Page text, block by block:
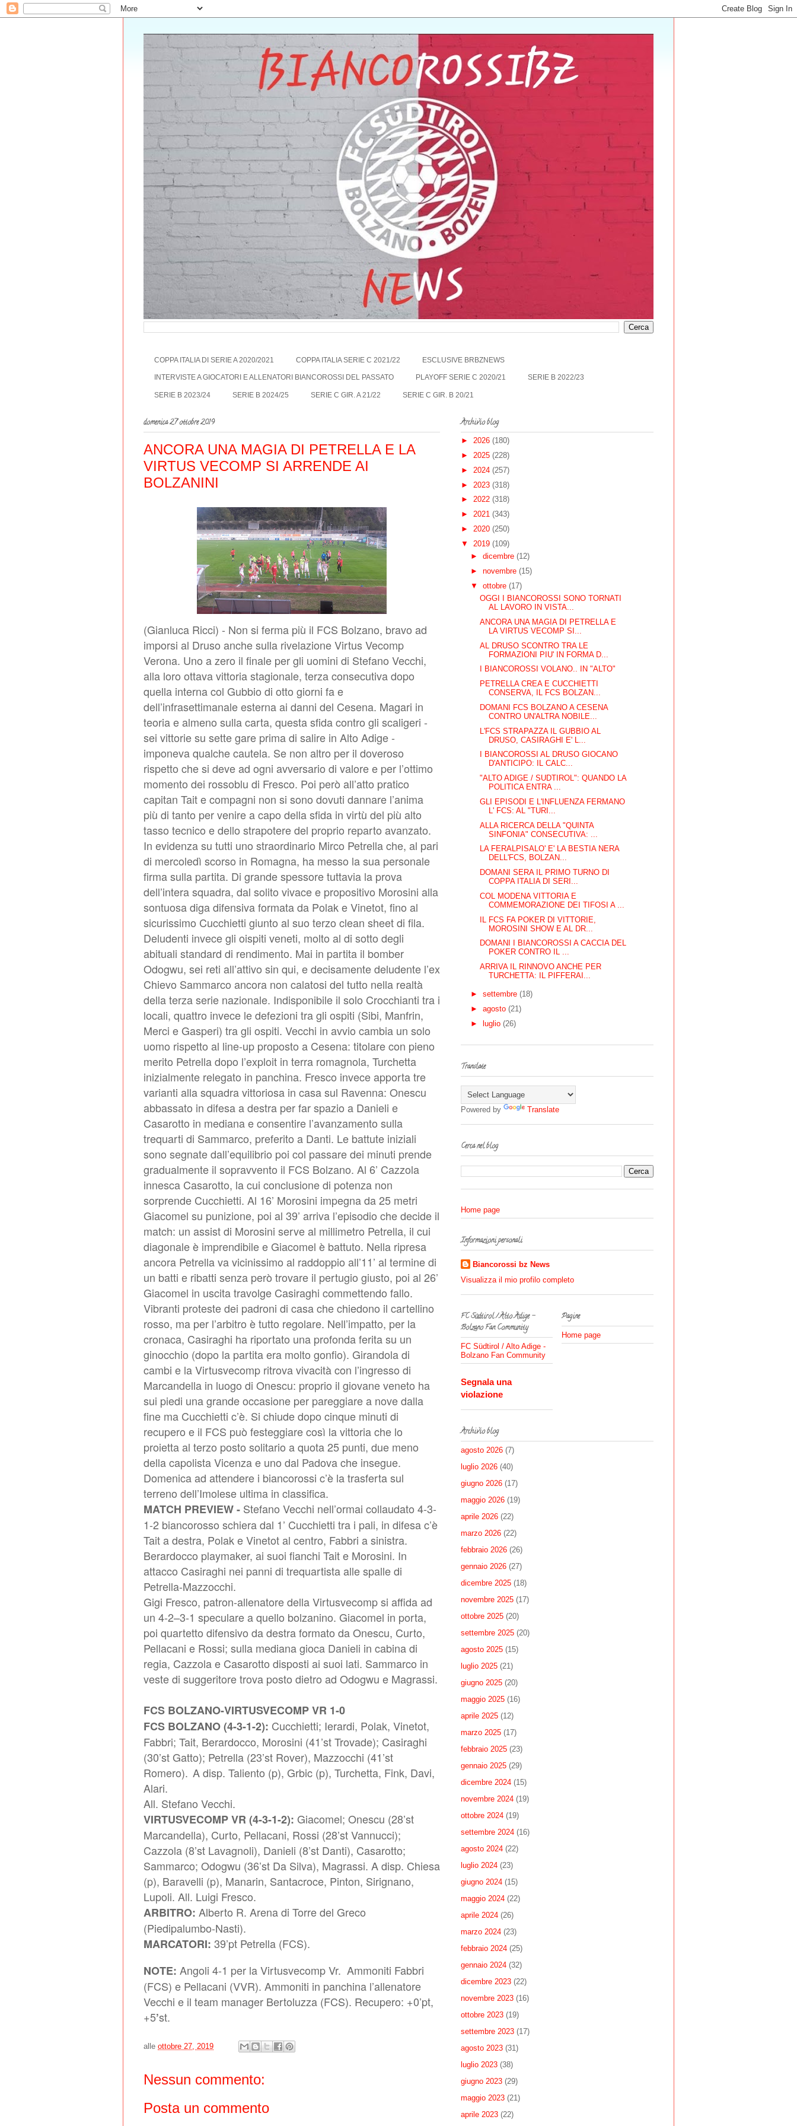
COPPA ITALIA DI SERIE A 2020/2021 COPPA ITALIA SERIE C 2021/22 ESCLUSIVE BRBZNEWS
INTERVISTE A GIOCATORI E ALLENATORI BIANCOROSSI DEL PASSATO PLAYOFF SERIE C 2020/21 SERIE B 2022/23
SERIE B 2023/24 SERIE B 2024/25 SERIE C GIR. A 21/22 SERIE C GIR. B 20/21
domenica 27 ottobre 2019
ANCORA UNA MAGIA DI PETRELLA E LA
VIRTUS VECOMP SI ARRENDE AI
BOLZANINI
(Gianluca Ricci) - Non si ferma più il FCS Bolzano, bravo ad
imporsi al Druso anche sulla rivelazione Virtus Vecomp
Verona. Uno a zero il finale per gli uomini di Stefano Vecchi,
alla loro ottava vittoria stagionale, terza consecutiva dopo
quella interna col Gubbio di otto giorni fa e
dell’infrasettimanale esterna ai danni del Cesena. Magari in
teoria e almeno sulla carta, questa sfida contro gli scaligeri -
sei vittorie su sette gare prima di salire in Alto Adige -
imponeva qualche cautela. Se non altro per il doveroso
rispetto che si deve ad ogni avversario di valore e per l’ottimo
momento dei rossoblu di Fresco. Poi però all’atto pratico
capitan Tait e compagni non si sono dovuti dannare l’anima
più di tanto per venire a capo della sfida in virtù del più alto
tasso tecnico e dello strapotere del proprio reparto avanzato.
In evidenza su tutti uno straordinario Mirco Petrella che, al pari
di mercoledì scorso in Romagna, ha messo la sua personale
firma sulla partita. Di grande spessore tuttavia la prova
dell’intera squadra, dal solito vivace e propositivo Morosini alla
sontuosa diga difensiva formata da Polak e Vinetot, fino al
sicurissimo Cucchietti giunto al suo terzo clean sheet di fila.
Deludenti invece gli oispiti veneti, molto al di sotto degli
abituali standard di rendimento. Mai in partita il bomber
Odogwu, sei reti all’attivo sin qui, e decisamente deludente l’ex
Chievo Sammarco ancora non calatosi del tutto nella realtà
della terza serie nazionale. Indisponibile il solo Crocchianti tra i
locali, quattro invece le defezioni tra gli ospiti (Sibi, Manfrin,
Merci e Gasperi) tra gli ospiti. Vecchi in avvio cambia un solo
uomo rispetto al line-up proposto a Cesena: titolare con pieno
merito Petrella dopo l’exploit in terra romagnola, Turchetta
inizialmente relegato in panchina. Fresco invece apporta tre
varianti alla squadra vittoriosa in casa sul Ravenna: Onescu
abbassato in difesa a destra per far spazio a Danieli e
Casarotto in mediana e consentire l’avanzamento sulla
trequarti di Sammarco, preferito a Danti. Le battute iniziali
sono segnate dall’equilibrio poi col passare dei minuti prende
gradualmente il sopravvento il FCS Bolzano. Al 6’ Cazzola
innesca Casarotto, la cui conclusione di potenza non
sorprende Cucchietti. Al 16’ Morosini impegna da 25 metri
Giacomel su punizione, poi al 39’ arriva l’episodio che decide il
match: un assist di Morosini serve al millimetro Petrella, il cui
diagonale è imprendibile e Giacomel è battuto. Nella ripresa
ancora Petrella va vicinissimo al raddoppio all’11’ al termine di
un batti e ribatti senza però trovare il pertugio giusto, poi al 26’
Giacomel in uscita travolge Casiraghi commettendo fallo.
Vibranti proteste dei padroni di casa che chiedono il cartellino
rosso, ma per l’arbitro è tutto regolare. Nell’impatto, per la
cronaca, Casiraghi ha riportato una profonda ferita su un
ginocchio (dopo la partita era molto gonfio). Girandola di
cambi e la Virtusvecomp ritrova vivacità con l’ingresso di
Marcandella in luogo di Onescu: proprio il giovane veneto ha
sui piedi una grande occasione per pareggiare a nove dalla
fine ma Cucchietti c’è. Si chiude dopo cinque minuti di
recupero e il FCS può festeggiare così la vittoria che lo
proietta al terzo posto solitario a quota 25 punti, due meno
della capolista Vicenza e uno dal Padova che insegue.
Domenica ad attendere i biancorossi c’è la trasferta sul
terreno dell’Imolese ultima in classifica.
MATCH PREVIEW - Stefano Vecchi nell’ormai collaudato 4-3-
1-2 biancorosso schiera dal 1’ Cucchietti tra i pali, in difesa c’è
Tait a destra, Polak e Vinetot al centro, Fabbri a sinistra.
Berardocco playmaker, ai suoi fianchi Tait e Morosini. In
attacco Casiraghi nei panni di trequartista alle spalle di
Petrella-Mazzocchi.
Gigi Fresco, patron-allenatore della Virtusvecomp si affida ad
un 4-2–3-1 speculare a quello bolzanino. Giacomel in porta,
poi quartetto difensivo da destra formato da Onescu, Curto,
Pellacani e Rossi; sulla mediana gioca Danieli in cabina di
regia, Cazzola e Casarotto disposti ai suoi lati. Sammarco in
veste di suggeritore trova posto dietro ad Odogwu e Magrassi.
FCS BOLZANO-VIRTUSVECOMP VR 1-0
FCS BOLZANO (4-3-1-2): Cucchietti; Ierardi, Polak, Vinetot,
Fabbri; Tait, Berardocco, Morosini (41’st Trovade); Casiraghi
(30’st Gatto); Petrella (23’st Rover), Mazzocchi (41’st
Romero). A disp. Taliento (p), Grbic (p), Turchetta, Fink, Davi,
Alari.
All. Stefano Vecchi.
VIRTUSVECOMP VR (4-3-1-2): Giacomel; Onescu (28’st
Marcandella), Curto, Pellacani, Rossi (28’st Vannucci);
Cazzola (8’st Lavagnoli), Danieli (8’st Danti), Casarotto;
Sammarco; Odogwu (36’st Da Silva), Magrassi. A disp. Chiesa
(p), Baravelli (p), Manarin, Santacroce, Pinton, Sirignano,
Lupoli. All. Luigi Fresco.
ARBITRO: Alberto R. Arena di Torre del Greco
(Piedipalumbo-Nasti).
MARCATORI: 39’pt Petrella (FCS).
NOTE: Angoli 4-1 per la Virtusvecomp Vr. Ammoniti Fabbri
(FCS) e Pellacani (VVR). Ammoniti in panchina l’allenatore
Vecchi e il team manager Bertoluzza (FCS). Recupero: +0’pt,
+5’st.
alle ottobre 27, 2019
Nessun commento:
Posta un commento
Archivio blog
► 2026 (180)
► 2025 (228)
► 2024 (257)
► 2023 (318)
► 2022 (318)
► 2021 (343)
► 2020 (250)
▼ 2019 (109)
► dicembre (12)
► novembre (15)
▼ ottobre (17)
OGGI I BIANCOROSSI SONO TORNATI
AL LAVORO IN VISTA...
ANCORA UNA MAGIA DI PETRELLA E
LA VIRTUS VECOMP SI...
AL DRUSO SCONTRO TRA LE
FORMAZIONI PIU' IN FORMA D...
I BIANCOROSSI VOLANO.. IN "ALTO"
PETRELLA CREA E CUCCHIETTI
CONSERVA, IL FCS BOLZAN...
DOMANI FCS BOLZANO A CESENA
CONTRO UN'ALTRA NOBILE...
L'FCS STRAPAZZA IL GUBBIO AL
DRUSO, CASIRAGHI E' L...
I BIANCOROSSI AL DRUSO GIOCANO
D'ANTICIPO: IL CALC...
"ALTO ADIGE / SUDTIROL": QUANDO LA
POLITICA ENTRA ...
GLI EPISODI E L'INFLUENZA FERMANO
L' FCS: AL "TURI...
ALLA RICERCA DELLA "QUINTA
SINFONIA" CONSECUTIVA: ...
LA FERALPISALO' E' LA BESTIA NERA
DELL'FCS, BOLZAN...
DOMANI SERA IL PRIMO TURNO DI
COPPA ITALIA DI SERI...
COL MODENA VITTORIA E
COMMEMORAZIONE DEI TIFOSI A ...
IL FCS FA POKER DI VITTORIE,
MOROSINI SHOW E AL DR...
DOMANI I BIANCOROSSI A CACCIA DEL
POKER CONTRO IL ...
ARRIVA IL RINNOVO ANCHE PER
TURCHETTA: IL PIFFERAI...
► settembre (18)
► agosto (21)
►
luglio (26)
Translate
Powered by Translate
Cerca nel blog
Home page
Informazioni personali
Biancorossi bz News
Visualizza il mio profilo completo
FC Südtirol / Alto Adige -
Bolzano Fan Community
FC Südtirol / Alto Adige -
Bolzano Fan Community
Segnala una
violazione
Pagine
Home page
Archivio blog
agosto 2026 (7)
luglio 2026 (40)
giugno 2026 (17)
maggio 2026 (19)
aprile 2026 (22)
marzo 2026 (22)
febbraio 2026 (26)
gennaio 2026 (27)
dicembre 2025 (18)
novembre 2025 (17)
ottobre 2025 (20)
settembre 2025 (20)
agosto 2025 (15)
luglio 2025 (21)
giugno 2025 (20)
maggio 2025 (16)
aprile 2025 (12)
marzo 2025 (17)
febbraio 2025 (23)
gennaio 2025 (29)
dicembre 2024 (15)
novembre 2024 (19)
ottobre 2024 (19)
settembre 2024 (16)
agosto 2024 (22)
luglio 2024 (23)
giugno 2024 (15)
maggio 2024 (22)
aprile 2024 (26)
marzo 2024 (23)
febbraio 2024 (25)
gennaio 2024 (32)
dicembre 2023 (22)
novembre 2023 (16)
ottobre 2023 (19)
settembre 2023 (17)
agosto 2023 (31)
luglio 2023 (38)
giugno 2023 (29)
maggio 2023 (21)
aprile 2023 (22)